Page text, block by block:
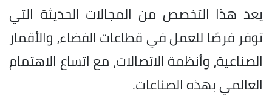
يعد هذا التخصص من المجالات الحديثة التي
توفر فرصًا للعمل في قطاعات الفضاء، والأقمار
الصناعية، وأنظمة الاتصالات، مع اتساع الاهتمام
العالمي بهذه الصناعات.